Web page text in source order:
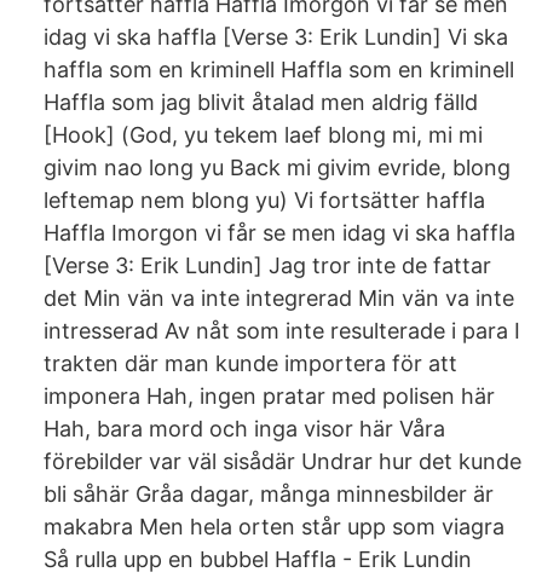
idag vi ska haffla [Verse 3: Erik Lundin] Vi ska
haffla som en kriminell Haffla som en kriminell
Haffla som jag blivit åtalad men aldrig fälld
[Hook] (God, yu tekem laef blong mi, mi mi
givim nao long yu Back mi givim evride, blong
leftemap nem blong yu) Vi fortsätter haffla
Haffla Imorgon vi får se men idag vi ska haffla
[Verse 3: Erik Lundin] Jag tror inte de fattar
det Min vän va inte integrerad Min vän va inte
intresserad Av nåt som inte resulterade i para I
trakten där man kunde importera för att
imponera Hah, ingen pratar med polisen här
Hah, bara mord och inga visor här Våra
förebilder var väl sisådär Undrar hur det kunde
bli såhär Gråa dagar, många minnesbilder är
makabra Men hela orten står upp som viagra
Så rulla upp en bubbel Haffla - Erik Lundin